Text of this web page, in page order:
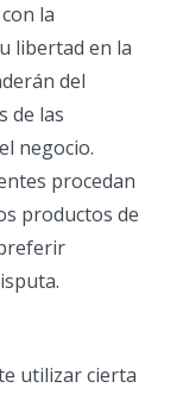
la
libertad en la
del
de las
negocio.
procedan
productos de
utilizar cierta